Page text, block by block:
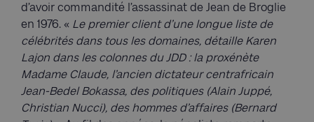
d’avoir commandité l’assassinat de Jean de Broglie
en 1976. « Le premier client d’une longue liste de
célébrités dans tous les domaines, détaille Karen
Lajon dans les colonnes du JDD : la proxénète
Madame Claude, l’ancien dictateur centrafricain
Jean-Bedel Bokassa, des politiques (Alain Juppé,
Christian Nucci), des hommes d’affaires (Bernard